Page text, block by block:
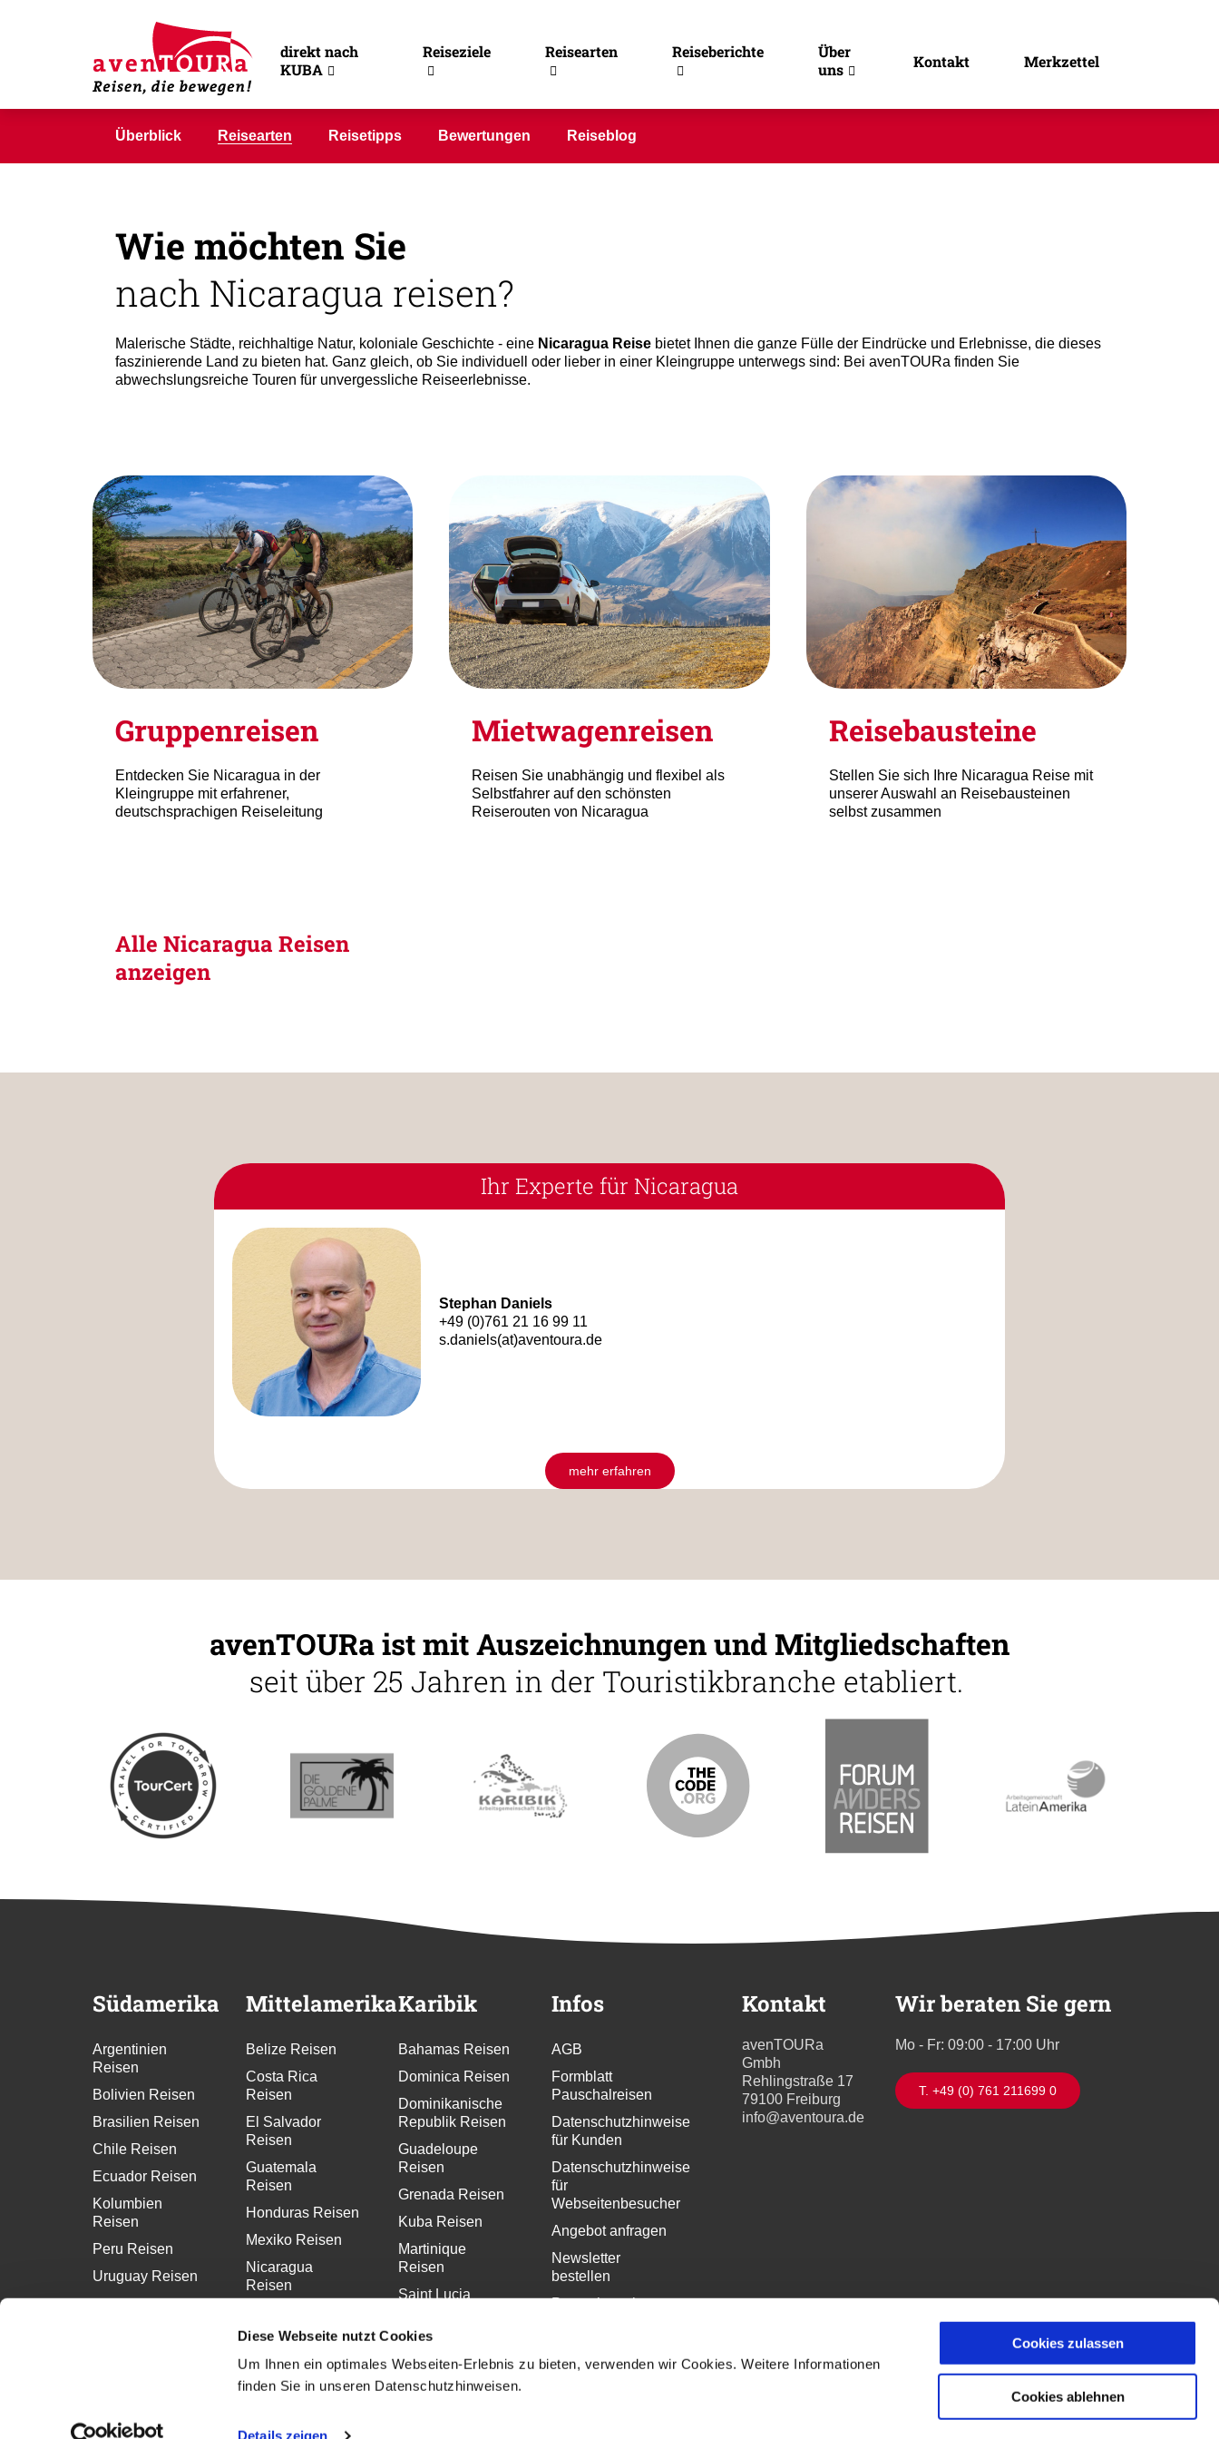
Diese Webseite nutzt Cookies
Um Ihnen ein optimales Webseiten-Erlebnis zu bieten, verwenden wir Cookies. Weitere Informationen
finden Sie in unseren Datenschutzhinweisen.
Details zeigen
Cookies zulassen
Cookies ablehnen
direkt nach
KUBA
Reiseziele Reisearten Reiseberichte
Über
uns
Kontakt Merkzettel
Reisearten Nicaragua
Überblick Reisearten Reisetipps Bewertungen Reiseblog
Wie möchten Sie
nach Nicaragua reisen?
Malerische Städte, reichhaltige Natur, koloniale Geschichte - eine Nicaragua Reise bietet Ihnen die ganze Fülle der Eindrücke und Erlebnisse, die dieses
faszinierende Land zu bieten hat. Ganz gleich, ob Sie individuell oder lieber in einer Kleingruppe unterwegs sind: Bei avenTOURa finden Sie
abwechslungsreiche Touren für unvergessliche Reiseerlebnisse.
Gruppenreisen
Entdecken Sie Nicaragua in der
Kleingruppe mit erfahrener,
deutschsprachigen Reiseleitung
Mietwagenreisen
Reisen Sie unabhängig und flexibel als
Selbstfahrer auf den schönsten
Reiserouten von Nicaragua
Reisebausteine
Stellen Sie sich Ihre Nicaragua Reise mit
unserer Auswahl an Reisebausteinen
selbst zusammen
Alle Nicaragua Reisen
anzeigen
Ihr Experte für Nicaragua
Stephan Daniels
+49 (0)761 21 16 99 11
s.daniels(at)aventoura.de
mehr erfahren
avenTOURa ist mit Auszeichnungen und Mitgliedschaften
seit über 25 Jahren in der Touristikbranche etabliert.
Südamerika
Argentinien
Reisen
Bolivien Reisen
Brasilien Reisen
Chile Reisen
Ecuador Reisen
Kolumbien
Reisen
Peru Reisen
Uruguay Reisen
Mittelamerika
Belize Reisen
Costa Rica
Reisen
El Salvador
Reisen
Guatemala
Reisen
Honduras Reisen
Mexiko Reisen
Nicaragua
Reisen
Karibik
Bahamas Reisen
Dominica Reisen
Dominikanische
Republik Reisen
Guadeloupe
Reisen
Grenada Reisen
Kuba Reisen
Martinique
Reisen
Saint Lucia
Infos
AGB
Formblatt
Pauschalreisen
Datenschutzhinweise
für Kunden
Datenschutzhinweise
für
Webseitenbesucher
Angebot anfragen
Newsletter
bestellen
Pressekontakt
Kontakt
avenTOURa
Gmbh
Rehlingstraße 17
79100 Freiburg
info@aventoura.de
Wir beraten Sie gern
Mo - Fr: 09:00 - 17:00 Uhr
T. +49 (0) 761 211699 0